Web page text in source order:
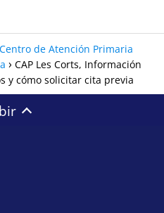
de Atención Primaria
CAP Les Corts, Información
y cómo solicitar cita previa